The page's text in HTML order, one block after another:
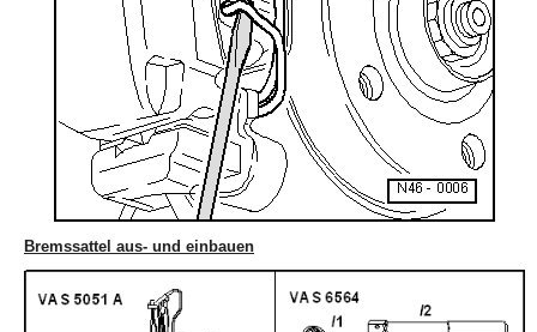
Bremssattel aus- und einbauen